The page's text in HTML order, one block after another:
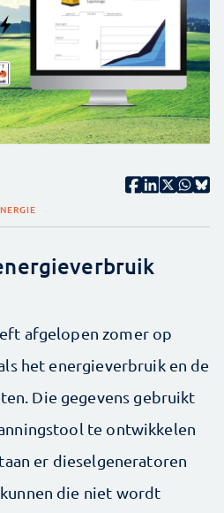
afgelopen zomer op
het energieverbruik en de
Die gegevens gebruikt
te ontwikkelen
er dieselgeneratoren
die niet wordt